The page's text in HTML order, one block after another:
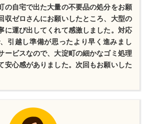
の自宅で出た大量の不要品の処分をお願
収ゼロさんにお願いしたところ、大型の
に運び出してくれて感激しました。対応
引越し準備が思ったより早く進みまし
ービスなので、大淀町の細かなゴミ処理
安心感がありました。次回もお願いした